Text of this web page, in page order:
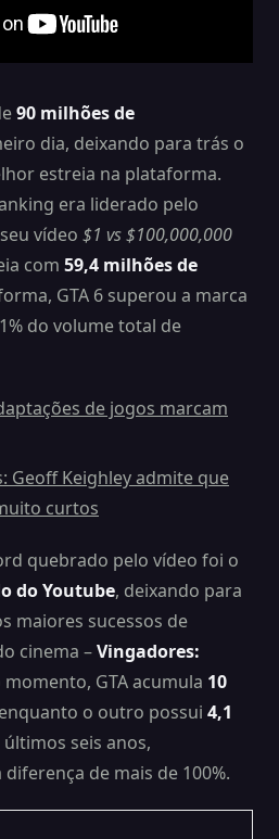
90 milhões de
dia, deixando para trás o
estreia na plataforma.
era liderado pelo
vídeo $1 vs $100,000,000
com 59,4 milhões de
GTA 6 superou a marca
do volume total de
de jogos marcam
Geoff Keighley admite que
curtos
quebrado pelo vídeo foi o
do Youtube, deixando para
maiores sucessos de
cinema –Vingadores:
momento, GTA acumula 10
o outro possui 4,1
seis anos,
de mais de 100%.